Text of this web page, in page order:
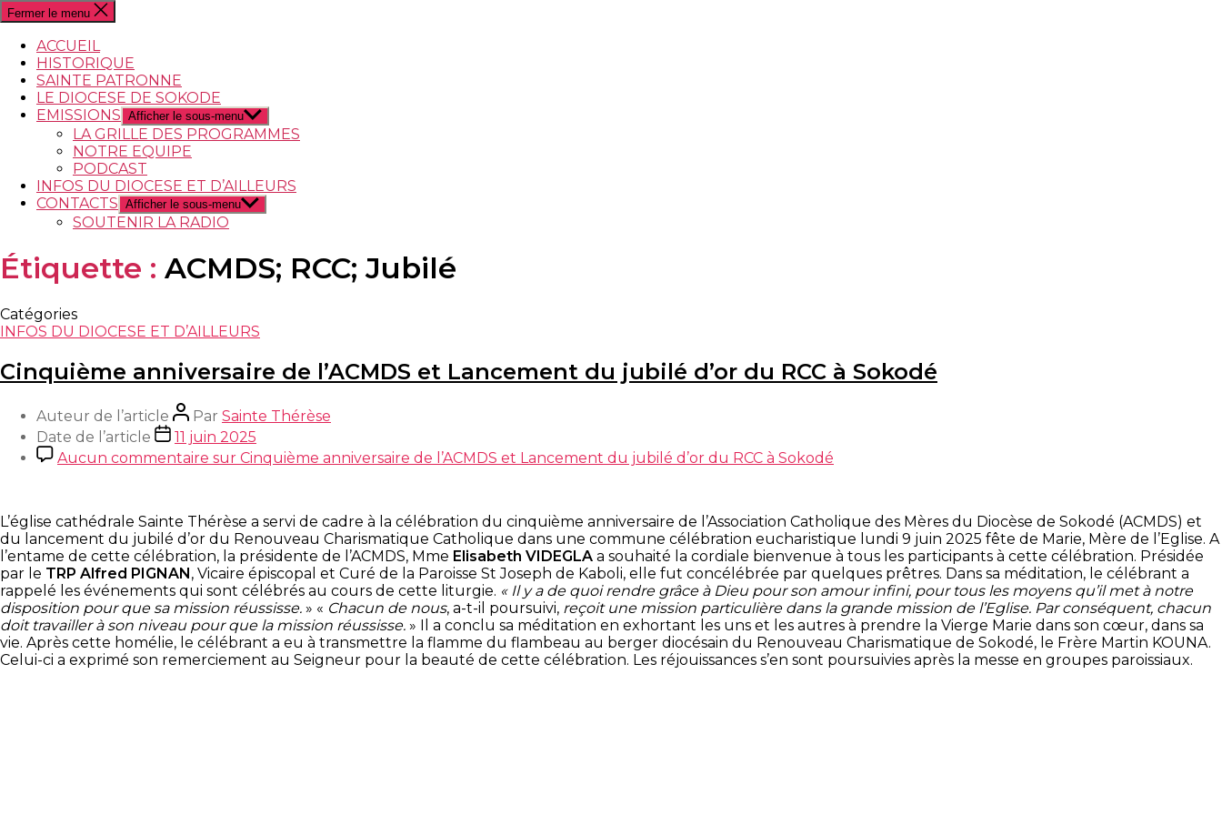
Fermer le menu
ACCUEIL
HISTORIQUE
SAINTE PATRONNE
LE DIOCESE DE SOKODE
EMISSIONS Afficher le sous-menu
LA GRILLE DES PROGRAMMES
NOTRE EQUIPE
PODCAST
INFOS DU DIOCESE ET D’AILLEURS
CONTACTS Afficher le sous-menu
SOUTENIR LA RADIO
Étiquette : ACMDS; RCC; Jubilé
Catégories
INFOS DU DIOCESE ET D’AILLEURS
Cinquième anniversaire de l’ACMDS et Lancement du jubilé d’or du RCC à Sokodé
Auteur de l’article Par Sainte Thérèse
Date de l’article
11 juin 2025
Aucun commentaire sur Cinquième anniversaire de l’ACMDS et Lancement du jubilé d’or du RCC à Sokodé
L’église cathédrale Sainte Thérèse a servi de cadre à la célébration du cinquième anniversaire de l’Association Catholique des Mères du Diocèse de Sokodé (ACMDS) et
du lancement du jubilé d’or du Renouveau Charismatique Catholique dans une commune célébration eucharistique lundi 9 juin 2025 fête de Marie, Mère de l’Eglise. A
l’entame de cette célébration, la présidente de l’ACMDS, Mme Elisabeth VIDEGLA a souhaité la cordiale bienvenue à tous les participants à cette célébration. Présidée
par le TRP Alfred PIGNAN, Vicaire épiscopal et Curé de la Paroisse St Joseph de Kaboli, elle fut concélébrée par quelques prêtres. Dans sa méditation, le célébrant a
rappelé les événements qui sont célébrés au cours de cette liturgie. « Il y a de quoi rendre grâce à Dieu pour son amour infini, pour tous les moyens qu’il met à notre
disposition pour que sa mission réussisse. » « Chacun de nous, a-t-il poursuivi, reçoit une mission particulière dans la grande mission de l’Eglise. Par conséquent, chacun
doit travailler à son niveau pour que la mission réussisse. » Il a conclu sa méditation en exhortant les uns et les autres à prendre la Vierge Marie dans son cœur, dans sa
vie. Après cette homélie, le célébrant a eu à transmettre la flamme du flambeau au berger diocésain du Renouveau Charismatique de Sokodé, le Frère Martin KOUNA.
Celui-ci a exprimé son remerciement au Seigneur pour la beauté de cette célébration. Les réjouissances s’en sont poursuivies après la messe en groupes paroissiaux.